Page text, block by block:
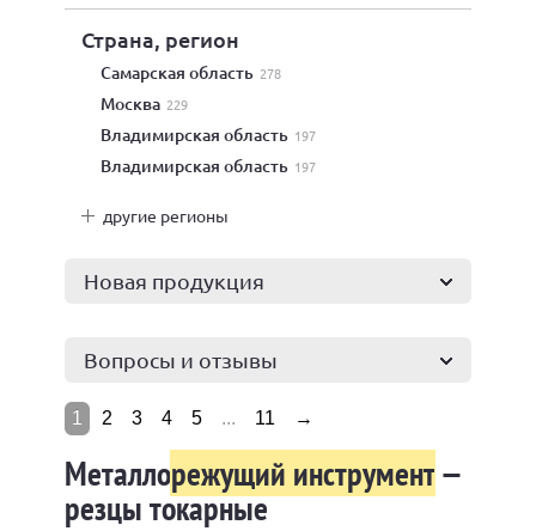
Страна, регион
Самарская область 278
Москва 229
Владимирская область 197
Владимирская область 197
другие регионы
Новая продукция
Вопросы и отзывы
1 2 3 4 5 ... 11 →
Металлорежущий инструмент—
резцы токарные